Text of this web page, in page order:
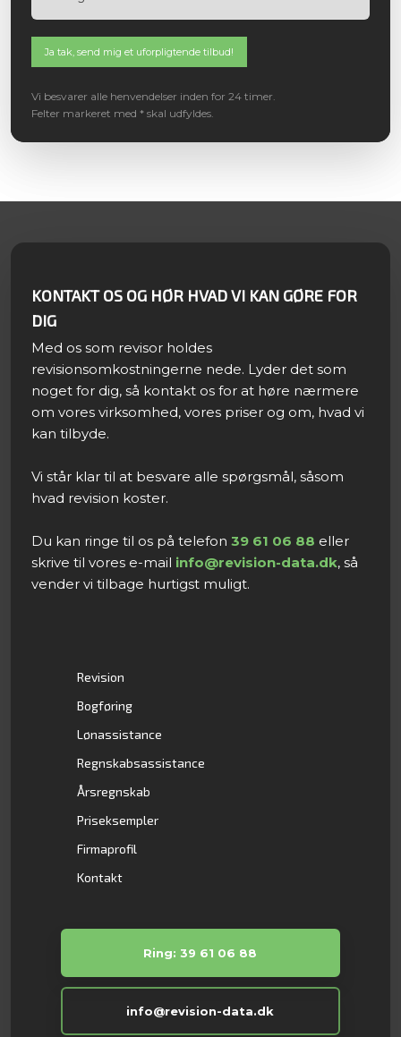
Vi besvarer alle henvendelser inden for 24 timer.
Felter markeret med * skal udfyldes.​
KONTAKT OS OG HØR HVAD VI KAN GØRE FOR
DIG
Med os som revisor holdes
revisionsomkostningerne nede. Lyder det som
noget for dig, så kontakt os for at høre nærmere
om vores virksomhed, vores priser og om, hvad vi
kan tilbyde.
Vi står klar til at besvare alle spørgsmål, såsom
hvad revision koster.
Du kan ringe til os på telefon 39 61 06 88 eller
skrive til vores e-mail info@revision-data.dk, så
vender vi tilbage hurtigst muligt.​
Revision
Bogføring
Lønassistance
Regnskabsassistance
Årsregnskab
Priseksempler
Firmaprofil
Kontakt
Ring: 39 61 06 88
info@revision-data.dk